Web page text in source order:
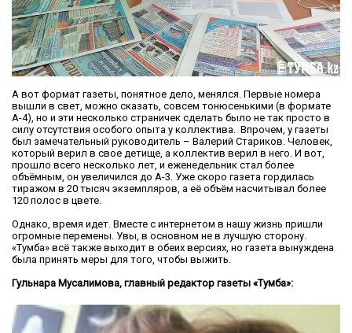
А вот формат газеты, понятное дело, менялся. Первые номера
вышли в свет, можно сказать, совсем тонюсенькими (в формате
А-4), но и эти несколько страничек сделать было не так просто в
силу отсутствия особого опыта у коллектива. Впрочем, у газеты
был замечательный руководитель – Валерий Стариков. Человек,
который верил в свое детище, а коллектив верил в него. И вот,
прошло всего несколько лет, и еженедельник стал более
объёмным, он увеличился до А-3. Уже скоро газета гордилась
тиражом в 20 тысяч экземпляров, а её объём насчитывал более
120 полос в цвете.
Однако, время идет. Вместе с интернетом в нашу жизнь пришли
огромные перемены. Увы, в основном не в лучшую сторону.
«Тумба» всё также выходит в обеих версиях, но газета вынуждена
была принять меры для того, чтобы выжить.
Гульнара Мусалимова, главный редактор газеты «Тумба»: